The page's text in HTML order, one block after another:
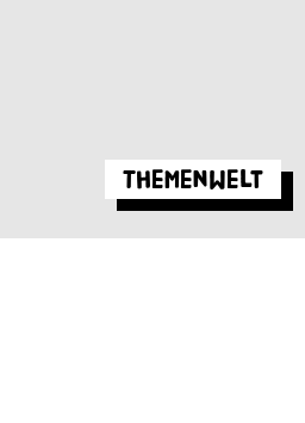
Themenwelt